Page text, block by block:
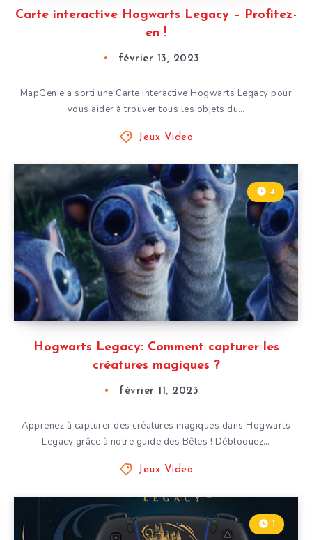
Carte interactive Hogwarts Legacy – Profitez-
en !
février 13, 2023
MapGenie a sorti une Carte interactive Hogwarts Legacy pour
vous aider à trouver tous les objets du…
Jeux Video
Hogwarts Legacy: Comment capturer les
créatures magiques ?
4
février 11, 2023
Apprenez à capturer des créatures magiques dans Hogwarts
Legacy grâce à notre guide des Bêtes ! Débloquez…
Jeux Video
1